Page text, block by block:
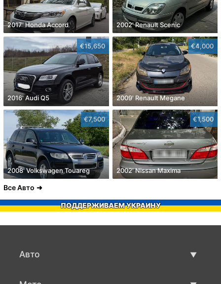
2017' Honda Accord 2002' Renault Scenic
€15,650
2016' Audi Q5
€4,000
2009' Renault Megane
€7,500
2008' Volkswagen Touareg
€1,500
2002' Nissan Maxima
Все Авто
ПОДДЕРЖИВАЕМ УКРАИНУ
Авто